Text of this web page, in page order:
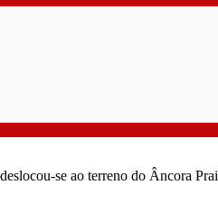
se ao terreno do Âncora